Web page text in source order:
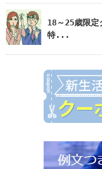
18～25歳限定
特...